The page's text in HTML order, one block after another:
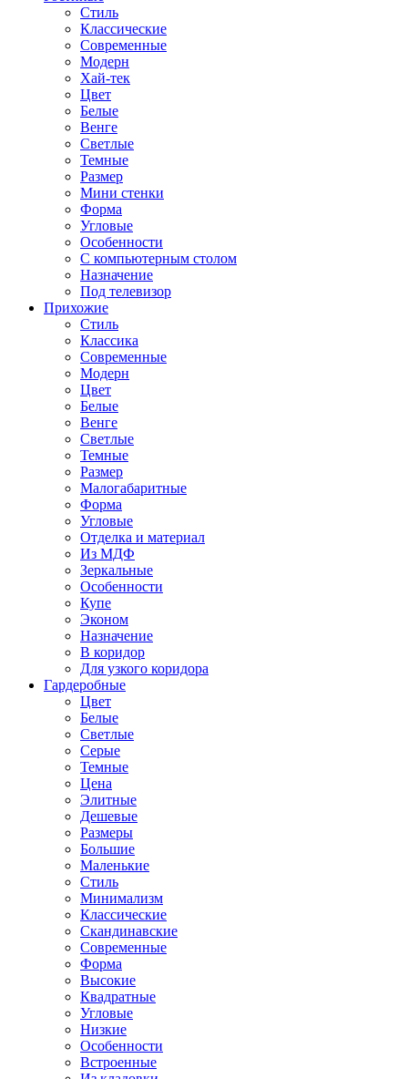
Стиль
Классические
Современные
Модерн
Хай-тек
Цвет
Белые
Венге
Светлые
Темные
Размер
Мини стенки
Форма
Угловые
Особенности
С компьютерным столом
Назначение
Под телевизор
Прихожие
Стиль
Классика
Современные
Модерн
Цвет
Белые
Венге
Светлые
Темные
Размер
Малогабаритные
Форма
Угловые
Отделка и материал
Из МДФ
Зеркальные
Особенности
Купе
Эконом
Назначение
В коридор
Для узкого коридора
Гардеробные
Цвет
Белые
Светлые
Серые
Темные
Цена
Элитные
Дешевые
Размеры
Большие
Маленькие
Стиль
Минимализм
Классические
Скандинавские
Современные
Форма
Высокие
Квадратные
Угловые
Низкие
Особенности
Встроенные